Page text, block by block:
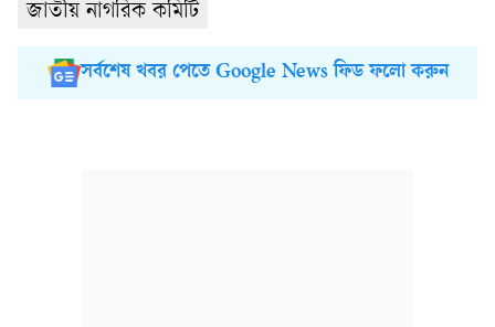
জাতীয় নাগরিক কমিটি
সর্বশেষ খবর পেতে Google News ফিড ফলো করুন